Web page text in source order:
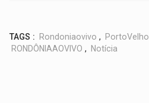
TAGS : Rondoniaovivo , PortoVelho
RONDÔNIAAOVIVO , Notícia